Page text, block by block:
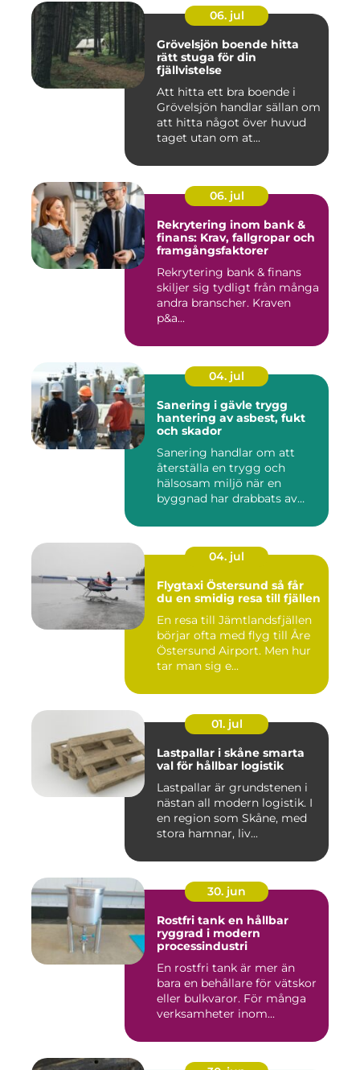
06. jul
Grövelsjön boende hitta
rätt stuga för din
fjällvistelse
Att hitta ett bra boende i
Grövelsjön handlar sällan om
att hitta något över huvud
taget utan om at...
06. jul
Rekrytering inom bank &
finans: Krav, fallgropar och
framgångsfaktorer
Rekrytering bank & finans
skiljer sig tydligt från många
andra branscher. Kraven
p&a...
04. jul
Sanering i gävle trygg
hantering av asbest, fukt
och skador
Sanering handlar om att
återställa en trygg och
hälsosam miljö när en
byggnad har drabbats av
04. jul
Flygtaxi Östersund så får
du en smidig resa till fjällen
En resa till Jämtlandsfjällen
börjar ofta med flyg till Åre
Östersund Airport. Men hur
tar man sig e...
01. jul
Lastpallar i skåne smarta
val för hållbar logistik
Lastpallar är grundstenen i
nästan all modern logistik. I
en region som Skåne, med
stora hamnar, liv...
30. jun
Rostfri tank en hållbar
ryggrad i modern
processindustri
En rostfri tank är mer än
bara en behållare för vätskor
eller bulkvaror. För många
verksamheter inom...